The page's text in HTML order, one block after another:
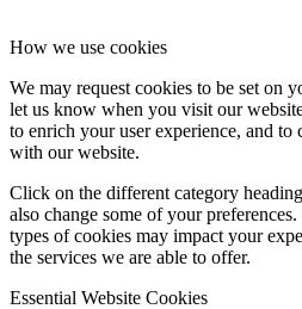
How we use cookies
We may request cookies to be set on
let us know when you visit our
to enrich your user experience, and to
with our website.
Click on the different category
also change some of your
types of cookies may impact your
the services we are able to offer.
Essential Website Cookies